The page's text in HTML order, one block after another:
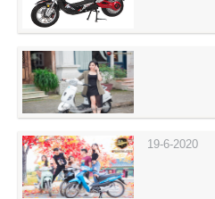
19-6-2020